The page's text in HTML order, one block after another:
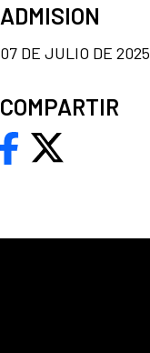
ADMISION
07 DE JULIO DE 2025
COMPARTIR